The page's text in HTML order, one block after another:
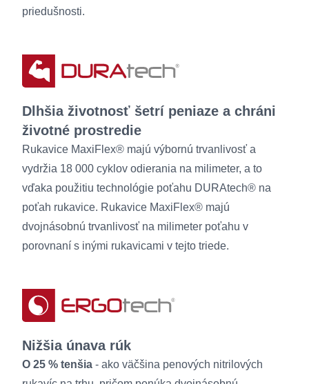
priedušnosti.
Dlhšia životnosť šetrí peniaze a chráni
životné prostredie
Rukavice MaxiFlex® majú výbornú trvanlivosť a
vydržia 18 000 cyklov odierania na milimeter, a to
vďaka použitiu technológie poťahu DURAtech® na
poťah rukavice. Rukavice MaxiFlex® majú
dvojnásobnú trvanlivosť na milimeter poťahu v
porovnaní s inými rukavicami v tejto triede.
Nižšia únava rúk
O 25 % tenšia - ako väčšina penových nitrilových